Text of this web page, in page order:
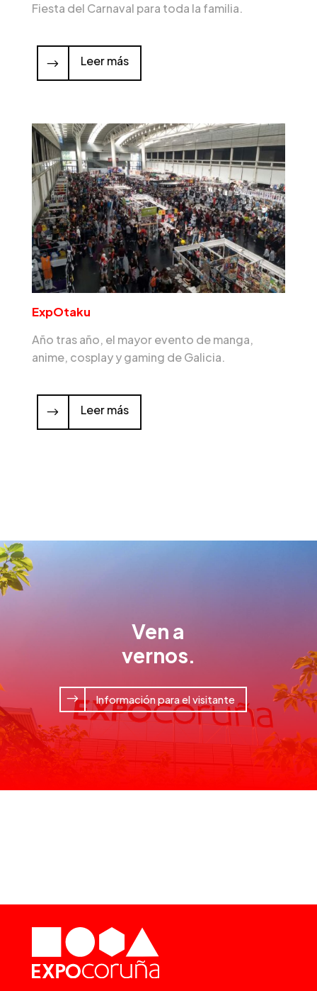
Fiesta del Carnaval para toda la familia.
Leer más
ExpOtaku
Año tras año, el mayor evento de manga,
anime, cosplay y gaming de Galicia.
Leer más
Ven a
vernos.
Información para el visitante